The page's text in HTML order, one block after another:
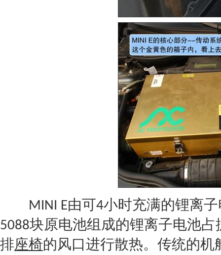
MINI E由可4小时充满的锂离
5088块原电池组成的锂离子电池
排座椅的风口进行散热。传统的